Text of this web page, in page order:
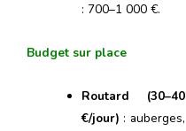
: 700–1 000 €.
Budget sur place
Routard (30–40
€/jour) : auberges,